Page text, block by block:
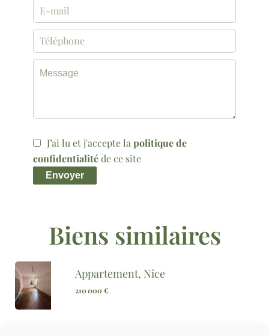
J’ai lu et j'accepte la politique de
confidentialitéde ce site
Envoyer
Biens similaires
Appartement, Nice
210 000 €